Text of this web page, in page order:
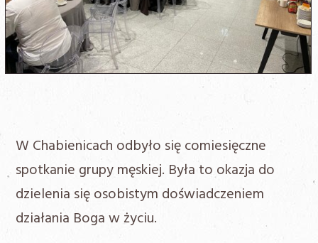
W Chabienicach odbyło się comiesięczne
spotkanie grupy męskiej. Była to okazja do
dzielenia się osobistym doświadczeniem
działania Boga w życiu.